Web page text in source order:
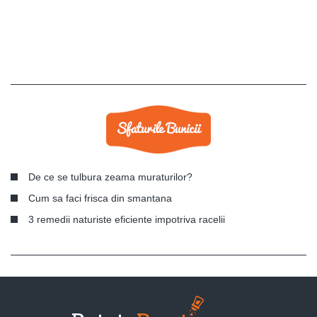
De ce se tulbura zeama muraturilor?
Cum sa faci frisca din smantana
3 remedii naturiste eficiente impotriva racelii